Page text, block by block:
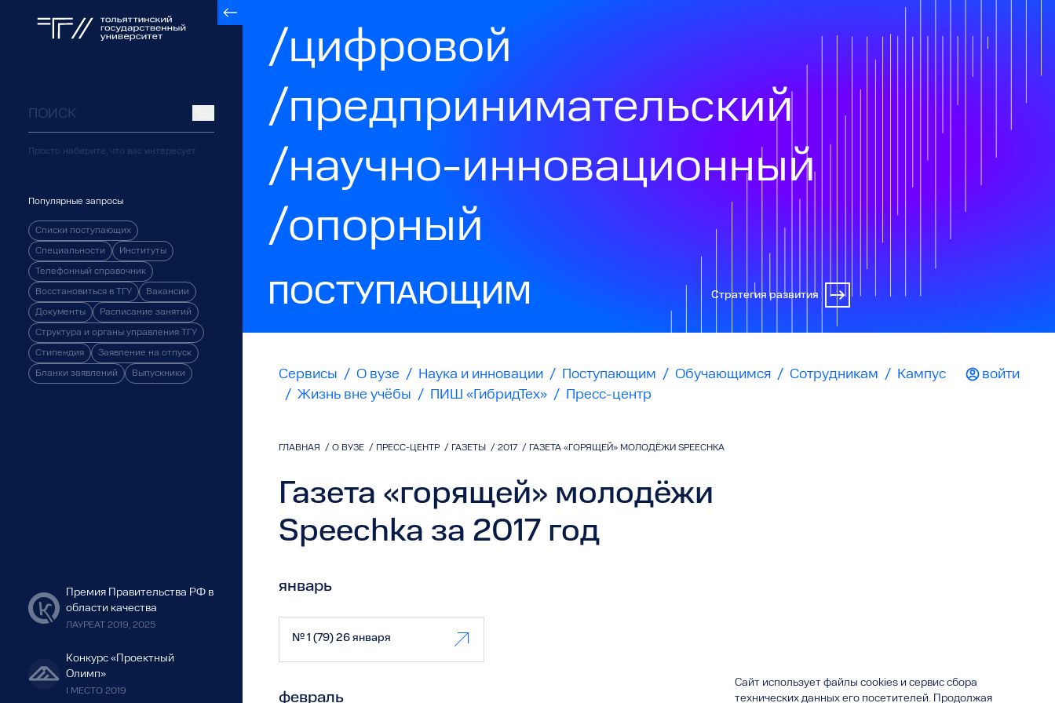
Просто наберите, что вас интересует
Популярные запросы
Списки поступающих
Специальности Институты
Телефонный справочник
Восстановиться в ТГУ Вакансии
Документы Расписание занятий
Структура и органы управления ТГУ
Стипендия Заявление на отпуск
Бланки заявлений Выпускники
Премия Правительства РФ в
области качества
ЛАУРЕАТ 2019, 2025
Конкурс «Проектный
Олимп»
I МЕСТО 2019
/цифровой
/предпринимательский
/научно-инновационный
/опорный
ПОСТУПАЮЩИМ Стратегия развития
Сервисы / О вузе / Наука и инновации / Поступающим / Обучающимся / Сотрудникам /
Кампус
/ Жизнь вне учёбы / ПИШ «ГибридТех» / Пресс-центр
войти
ГЛАВНАЯ / О ВУЗЕ / ПРЕСС-ЦЕНТР / ГАЗЕТЫ / 2017 / ГАЗЕТА «ГОРЯЩЕЙ» МОЛОДЁЖИ SPEECHKA
Газета «горящей» молодёжи
Speechka за 2017 год
январь
№ 1 (79) 26 января
февраль
Сайт использует файлы cookies и сервис сбора
технических данных его посетителей. Продолжая